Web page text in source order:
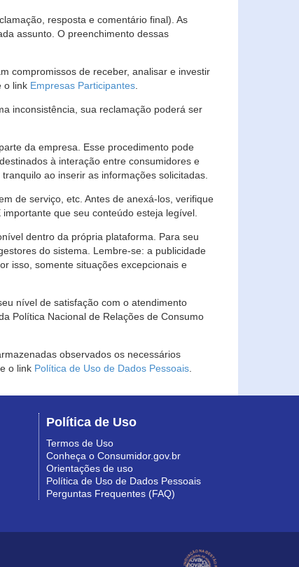
resposta e comentário final). As
assunto. O preenchimento dessas
compromissos de receber, analisar e investir
o link Empresas Participantes
inconsistência, sua reclamação poderá ser
da empresa. Esse procedimento pode
à interação entre consumidores e
ao inserir as informações solicitadas.
de serviço, etc. Antes de anexá-los, verifique
que seu conteúdo esteja legível.
dentro da própria plataforma. Para seu
do sistema. Lembre-se: a publicidade
isso, somente situações excepcionais e
nível de satisfação com o atendimento
Política Nacional de Relações de Consumo
observados os necessários
o link Política de Uso de Dados Pessoais
Política de Uso
Termos de Uso
Conheça o Consumidor.gov.br
Orientações de uso
Política de Uso de Dados Pessoais
Perguntas Frequentes (FAQ)